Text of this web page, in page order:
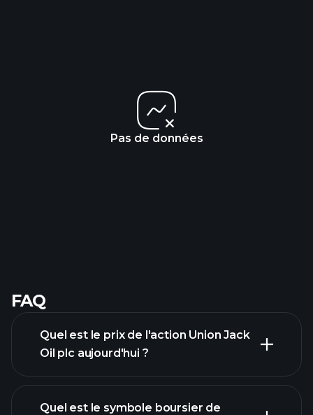
Pas de données
FAQ
Quel est le prix de l'action Union Jack
Oil plc aujourd'hui ?
Quel est le symbole boursier de